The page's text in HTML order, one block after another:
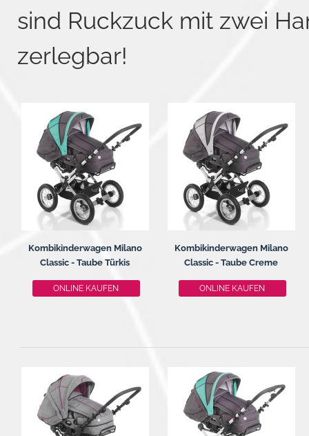
sind Ruckzuck mit zwei
zerlegbar!
Kombikinderwagen Milano
Classic - Taube Türkis
ONLINE KAUFEN
Kombikinderwagen Milano
Classic - Taube Creme
ONLINE KAUFEN